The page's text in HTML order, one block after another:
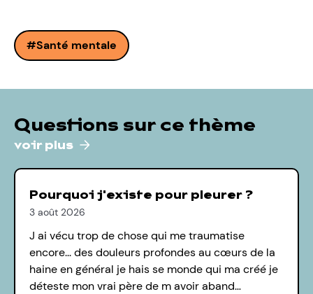
Santé mentale
Questions sur ce thème
voir plus
Pourquoi j'existe pour pleurer ?
3 août 2026
J ai vécu trop de chose qui me traumatise
encore... des douleurs profondes au cœurs de la
haine en général je hais se monde qui ma créé je
déteste mon vrai père de m avoir aband…